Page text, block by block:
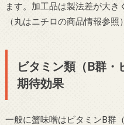
ます。加工品は製法差が大
（丸はニチロの商品情報参照
ビタミン類（B群・
期待効果
一般に蟹味噌はビタミンB群